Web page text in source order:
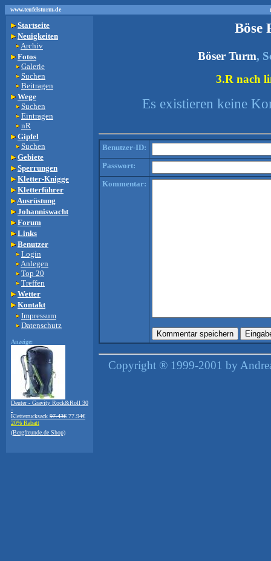
www.teufelsturm.de
Startseite
Neuigkeiten
Archiv
Fotos
Galerie
Suchen
Beitragen
Wege
Suchen
Eintragen
nR
Gipfel
Suchen
Gebiete
Sperrungen
Kletter-Knigge
Kletterführer
Ausrüstung
Johanniswacht
Forum
Links
Benutzer
Login
Anlegen
Top 20
Treffen
Wetter
Kontakt
Impressum
Datenschutz
Anzeige:
Deuter - Gravity Rock&Roll 30
-
Kletterrucksack 97.43€ 77.94€
20% Rabatt
(Bergfreunde.de Shop)
Böse
Böser Turm,
3.R nach
Es existieren keine
Benutzer-ID:
Passwort:
Kommentar:
Copyright ® 1999-2001 by